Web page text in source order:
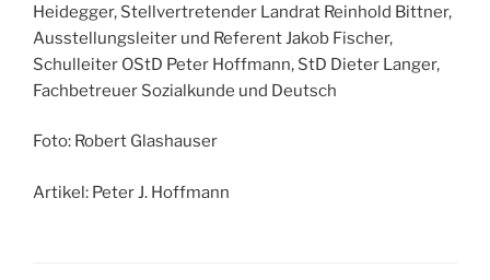
Heidegger, Stellvertretender Landrat Reinhold Bittner,
Ausstellungsleiter und Referent Jakob Fischer,
Schulleiter OStD Peter Hoffmann, StD Dieter Langer,
Fachbetreuer Sozialkunde und Deutsch
Foto: Robert Glashauser
Artikel: Peter J. Hoffmann